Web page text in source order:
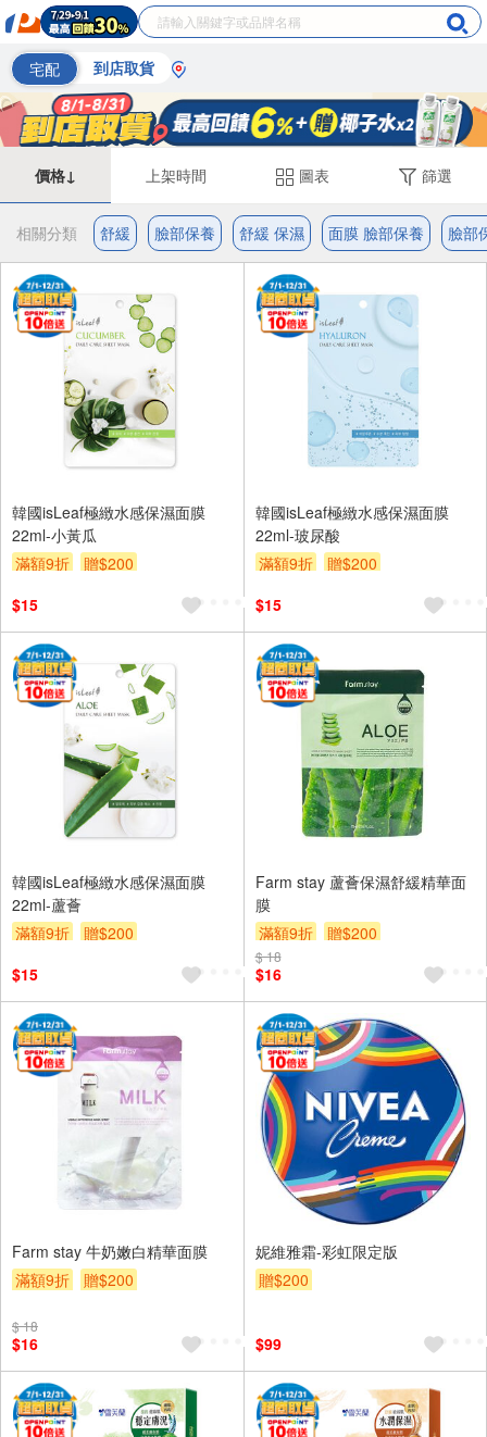
宅配 到店取貨
價格↓ 上架時間 圖表 篩選
相關分類 舒緩 臉部保養 舒緩 保濕 面膜 臉部保養 臉部
韓國isLeaf極緻水感保濕面膜
22ml-小黃瓜
滿額9折
贈$200
$15
韓國isLeaf極緻水感保濕面膜
22ml-玻尿酸
滿額9折
贈$200
$15
韓國isLeaf極緻水感保濕面膜
22ml-蘆薈
滿額9折
贈$200
$15
Farm stay 蘆薈保濕舒緩精華面
膜
滿額9折
贈$200
$ 18
$16
Farm stay 牛奶嫩白精華面膜
滿額9折
贈$200
$ 18
$16
妮維雅霜-彩虹限定版
贈$200
$99